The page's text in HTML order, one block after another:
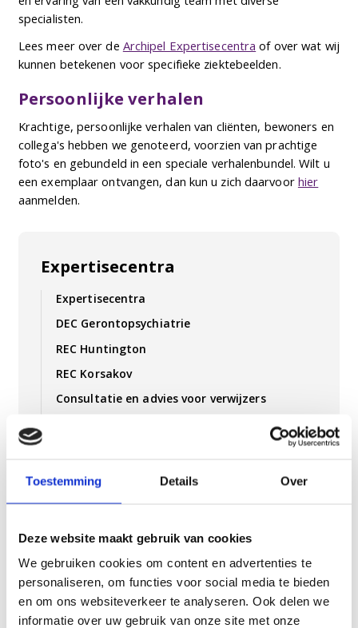
Toestemming Details Over
Deze website maakt gebruik van cookies
We gebruiken cookies om content en advertenties te
personaliseren, om functies voor social media te bieden
en om ons websiteverkeer te analyseren. Ook delen we
informatie over uw gebruik van onze site met onze
Expertisecentra
Expertisecentra
DEC Gerontopsychiatrie
REC Huntington
REC Korsakov
Consultatie en advies voor verwijzers
Parkinson
Observatieafdeling Samosplein binnen
Landrijt
Gespecialiseerde hospice zorg
Seksualiteit en intimiteit
specialisten.
Lees meer over de Archipel Expertisecentra of over wat wij
kunnen betekenen voor specifieke ziektebeelden.
Persoonlijke verhalen
Krachtige, persoonlijke verhalen van cliënten, bewoners en
collega's hebben we genoteerd, voorzien van prachtige
foto's en gebundeld in een speciale verhalenbundel. Wilt u
een exemplaar ontvangen, dan kun u zich daarvoor hier
aanmelden.